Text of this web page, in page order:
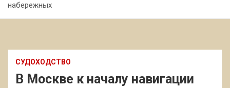
набережных
СУДОХОДСТВО
В Москве к началу навигации